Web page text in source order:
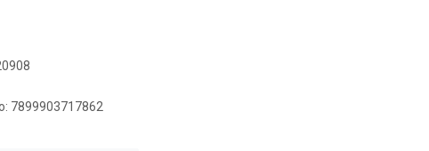
7899903717862